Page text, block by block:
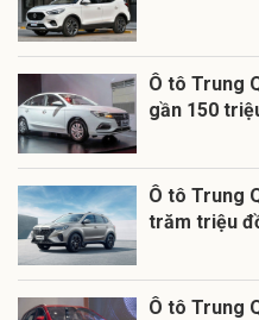
Ô tô Trung
gần 150
Ô tô Trung
trăm triệu
Ô tô Trung